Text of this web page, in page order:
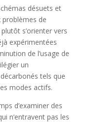
désuets et
de
s’orienter vers
expérimentées
de l’usage de
un
tels que
modes actifs.
d’examiner des
n’entravent pas les